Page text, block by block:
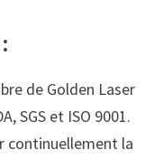
de Golden Laser
SGS et ISO 9001.
continuellement la